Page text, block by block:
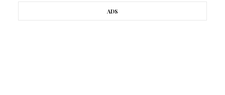
ADS